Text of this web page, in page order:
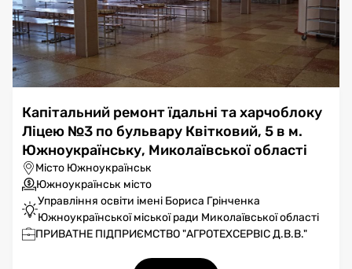
Капітальний ремонт їдальні та харчоблоку
Ліцею №3 по бульвару Квітковий, 5 в м.
Южноукраїнську, Миколаївської області
Місто Южноукраїнськ
Южноукраїнськ місто
Управління освіти імені Бориса Грінченка
Южноукраїнської міської ради Миколаївської області
ПРИВАТНЕ ПІДПРИЄМСТВО "АГРОТЕХСЕРВІС Д.В.В."